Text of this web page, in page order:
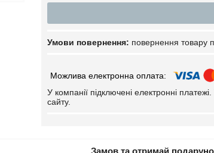
повернення товару
У компанії підключені електронні
сайту.
Замов та отримай